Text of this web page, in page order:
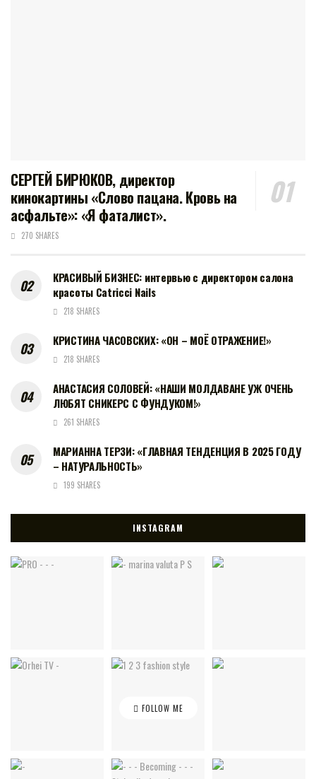
СЕРГЕЙ БИРЮКОВ, директор
кинокартины «Слово пацана. Кровь на
асфальте»: «Я фаталист».
270 SHARES
КРАСИВЫЙ БИЗНЕС: интервью с директором салона
красоты Catricci Nails
218 SHARES
КРИСТИНА ЧАСОВСКИХ: «ОН – МОЁ ОТРАЖЕНИЕ!»
218 SHARES
АНАСТАСИЯ СОЛОВЕЙ: «НАШИ МОЛДАВАНЕ УЖ ОЧЕНЬ
ЛЮБЯТ СНИКЕРС С ФУНДУКОМ!»
261 SHARES
МАРИАННА ТЕРЗИ: «ГЛАВНАЯ ТЕНДЕНЦИЯ В 2025 ГОДУ
– НАТУРАЛЬНОСТЬ»
199 SHARES
INSTAGRAM
FOLLOW ME